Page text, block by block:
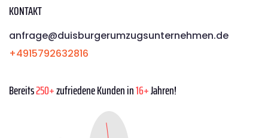
KONTAKT
anfrage@duisburgerumzugsunternehmen.de
+4915792632816
Bereits250+zufriedene Kunden in16+Jahren!